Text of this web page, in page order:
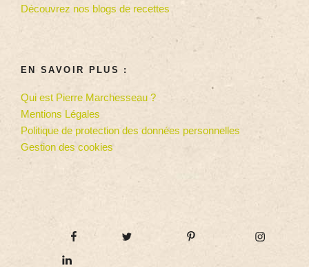
Découvrez nos blogs de recettes
EN SAVOIR PLUS :
Qui est Pierre Marchesseau ?
Mentions Légales
Politique de protection des données personnelles
Gestion des cookies